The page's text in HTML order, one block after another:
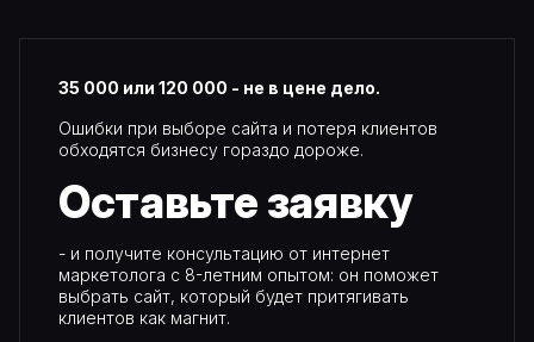
35 000 или 120 000 - не в цене дело.
Ошибки при выборе сайта и потеря клиентов
обходятся бизнесу гораздо дороже.
Оставьте заявку
- и получите консультацию от интернет
маркетолога с 8-летним опытом: он поможет
выбрать сайт, который будет притягивать
клиентов как магнит.